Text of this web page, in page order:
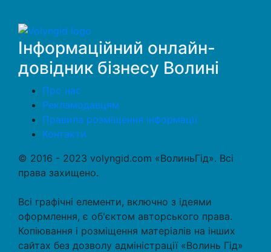
Інформаційний онлайн-
довідник бізнесу Волині
Про нас
Рекламодавцям
Правила розміщення інформації
Контакти
© 2016 - 2023 volyngid.com «ВолиньГід». Всі
права захищено.
Всі графічні елементи, включно з ідеями
оформлення, є об'єктом авторського права.
Копіювання і розміщення матеріалів на інших
сайтах без дозволу адміністрації «Волинь Гід»